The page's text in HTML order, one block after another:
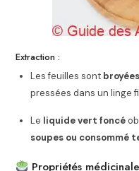
Extraction :
Les feuilles sont
pressées dans un linge
Le liquide vert foncé
soupes ou consommé
Propriétés